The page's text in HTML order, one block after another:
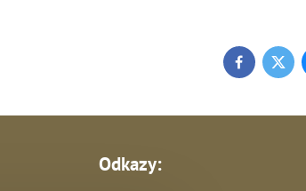
Facebook
Odkazy: